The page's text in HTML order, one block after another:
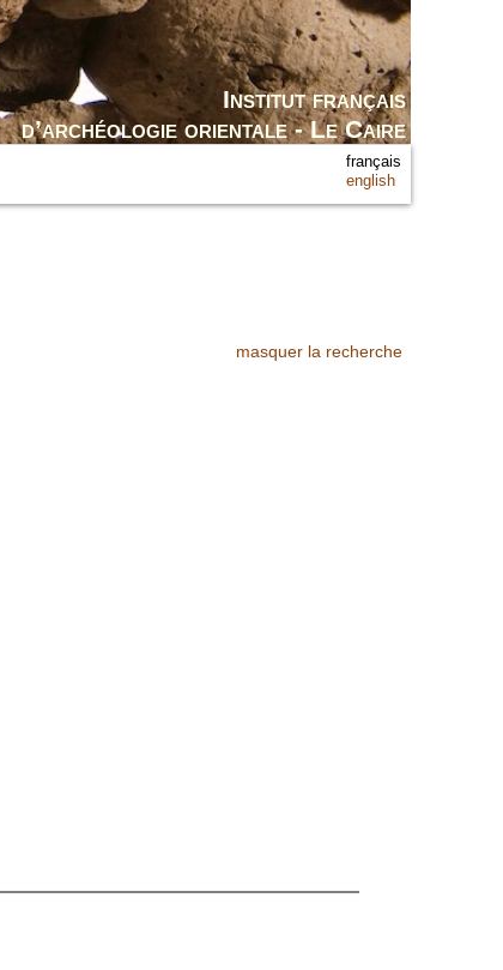
Institut français
d’archéologie orientale - Le Caire
français
english
masquer la recherche